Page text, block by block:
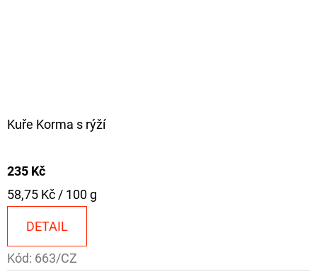
Kuře Korma s rýží
235 Kč
Měrná
58,75 Kč / 100 g
DETAIL
Kód: 663/CZ